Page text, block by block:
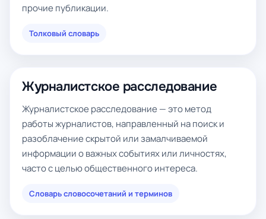
прочие публикации.
Толковый словарь
Журналистское расследование
Журналистское расследование — это метод
работы журналистов, направленный на поиск и
разоблачение скрытой или замалчиваемой
информации о важных событиях или личностях,
часто с целью общественного интереса.
Словарь словосочетаний и терминов